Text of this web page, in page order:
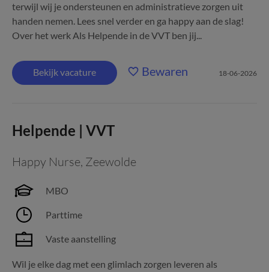
terwijl wij je ondersteunen en administratieve zorgen uit
handen nemen. Lees snel verder en ga happy aan de slag!
Over het werk Als Helpende in de VVT ben jij...
Bekijk vacature Bewaren 18-06-2026
Helpende | VVT
Happy Nurse, Zeewolde
MBO
Parttime
Vaste aanstelling
Wil je elke dag met een glimlach zorgen leveren als